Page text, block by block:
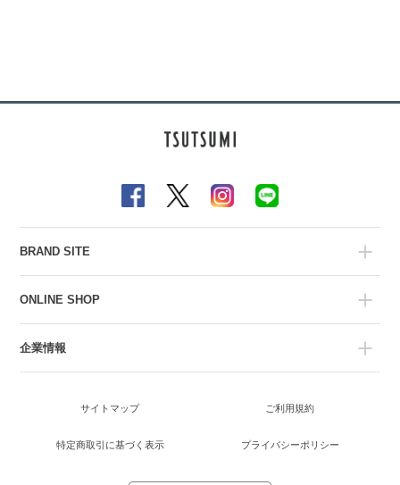
BRAND SITE
ONLINE SHOP
企業情報
サイトマップ ご利用規約
特定商取引に基づく表示 プライバシーポリシー